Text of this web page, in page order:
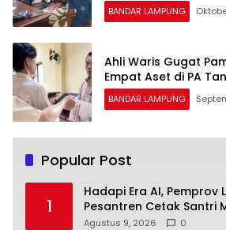
BANDAR LAMPUNG
Ahli Waris Gugat
Empat Aset di PA
BANDAR LAMPUNG
Popular Post
1
Hadapi Era AI, Pemprov
Pesantren Cetak Santri
Agustus 9, 2026 0